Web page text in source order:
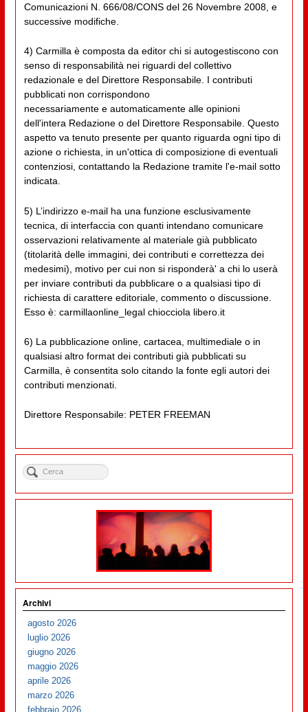
Comunicazioni N. 666/08/CONS del 26 Novembre 2008, e
successive modifiche.
4) Carmilla è composta da editor chi si autogestiscono con
senso di responsabilità nei riguardi del collettivo
redazionale e del Direttore Responsabile. I contributi
pubblicati non corrispondono
necessariamente e automaticamente alle opinioni
dell'intera Redazione o del Direttore Responsabile. Questo
aspetto va tenuto presente per quanto riguarda ogni tipo di
azione o richiesta, in un'ottica di composizione di eventuali
contenziosi, contattando la Redazione tramite l'e-mail sotto
indicata.
5) L’indirizzo e-mail ha una funzione esclusivamente
tecnica, di interfaccia con quanti intendano comunicare
osservazioni relativamente al materiale già pubblicato
(titolarità delle immagini, dei contributi e correttezza dei
medesimi), motivo per cui non si risponderà' a chi lo userà
per inviare contributi da pubblicare o a qualsiasi tipo di
richiesta di carattere editoriale, commento o discussione.
Esso è: carmillaonline_legal chiocciola libero.it
6) La pubblicazione online, cartacea, multimediale o in
qualsiasi altro format dei contributi già pubblicati su
Carmilla, è consentita solo citando la fonte egli autori dei
contributi menzionati.
Direttore Responsabile: PETER FREEMAN
Archivi
agosto 2026
luglio 2026
giugno 2026
maggio 2026
aprile 2026
marzo 2026
febbraio 2026